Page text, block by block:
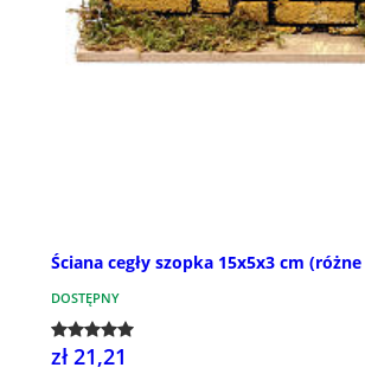
Ściana cegły szopka 15x5x3 cm
DOSTĘPNY
zł 21,21